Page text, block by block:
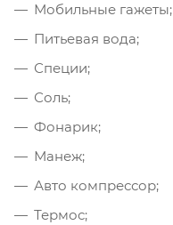
Мобильные гажеты;
Питьевая вода;
Специи;
Соль;
Фонарик;
Манеж;
Авто компрессор;
Термос;